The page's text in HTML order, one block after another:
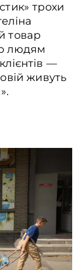
трохи
товар
людям
―
живуть